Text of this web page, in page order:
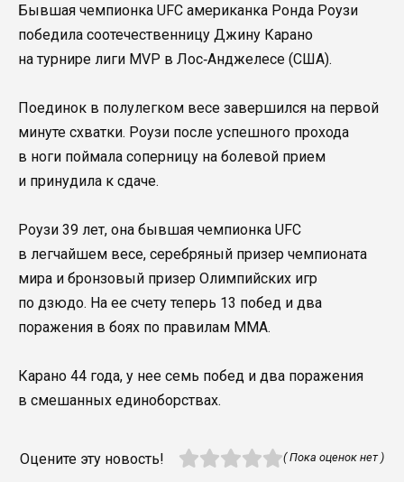
Бывшая чемпионка UFC американка Ронда Роузи
победила соотечественницу Джину Карано
на турнире лиги MVP в Лос‑Анджелесе (США).
Поединок в полулегком весе завершился на первой
минуте схватки. Роузи после успешного прохода
в ноги поймала соперницу на болевой прием
и принудила к сдаче.
Роузи 39 лет, она бывшая чемпионка UFC
в легчайшем весе, серебряный призер чемпионата
мира и бронзовый призер Олимпийских игр
по дзюдо. На ее счету теперь 13 побед и два
поражения в боях по правилам ММА.
Карано 44 года, у нее семь побед и два поражения
в смешанных единоборствах.
Оцените эту новость! ( Пока оценок нет )